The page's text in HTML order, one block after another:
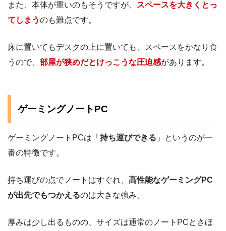
また、本体が重いのもそうですが、
スペースを大きくとっ
てしまうのも難点です。
床に置いてもデスクの上に置いても、スペースをかなり食
うので、 部屋が狭めだとけっこうな圧迫感があります。
ゲーミングノートPC
ゲーミングノートPCは「 持ち運びできる 」というのが一
番の特徴です。
持ち運びの点でノートはすぐれ、 高性能なゲーミングPC
が出先でもつかえるのは大きな強み。
厚みは少し出るものの、サイズは通常のノートPCとさほ